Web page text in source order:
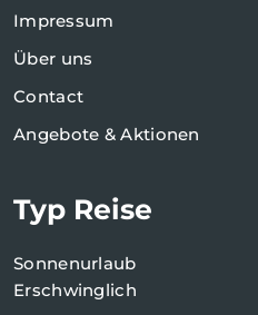
Impressum
Über uns
Contact
Angebote & Aktionen
Typ Reise
Sonnenurlaub
Erschwinglich